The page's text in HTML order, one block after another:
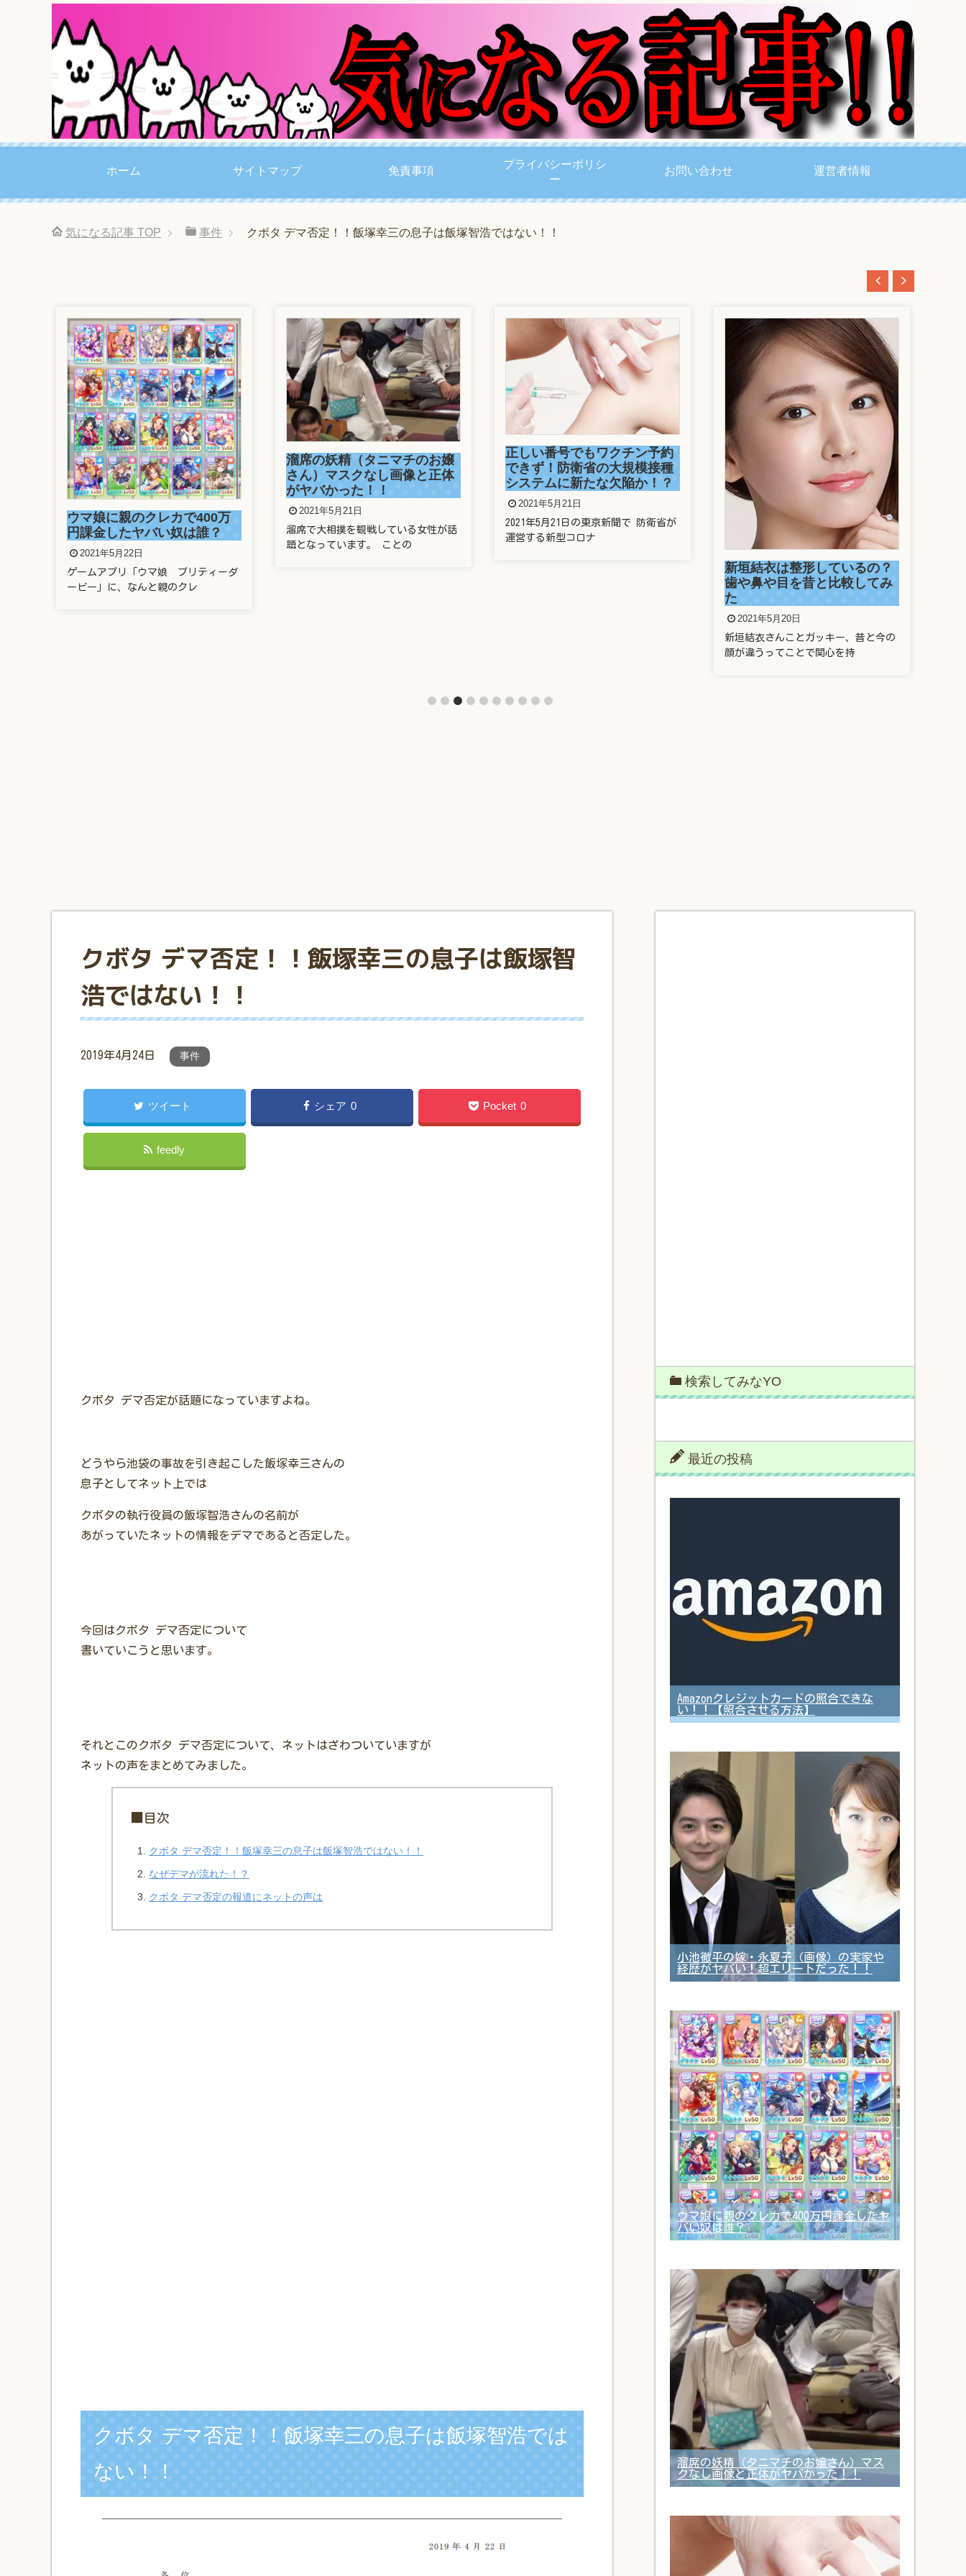
ホーム サイトマップ 免責事項
プライバシーポリシ
ー
お問い合わせ 運営者情報
気になる記事 TOP 事件 クボタ デマ否定！！飯塚幸三の息子は飯塚智浩ではない！！
ウマ娘に親のクレカで400万
円課金したヤバい奴は誰？
2021年5月22日
ゲームアプリ「ウマ娘 プリティーダ
ービー」に、なんと親のクレ
溜席の妖精（タニマチのお嬢
さん）マスクなし画像と正体
がヤバかった！！
2021年5月21日
溜席で大相撲を観戦している女性が話
題となっています。 ことの
正しい番号でもワクチン予約
できず！防衛省の大規模接種
システムに新たな欠陥か！？
2021年5月21日
2021年5月21日の東京新聞で 防衛省が
運営する新型コロナ
新垣結衣は整形しているの？
歯や鼻や目を昔と比較してみ
た
2021年5月20日
新垣結衣さんことガッキー、昔と今の
顔が違うってことで関心を持
クボタ デマ否定！！飯塚幸三の息子は飯塚智
浩ではない！！
2019年4月24日 事件
ツイート シェア 0 Pocket 0
feedly
クボタ デマ否定が話題になっていますよね。
どうやら池袋の事故を引き起こした飯塚幸三さんの
息子としてネット上では
クボタの執行役員の飯塚智浩さんの名前が
あがっていたネットの情報をデマであると否定した。
今回はクボタ デマ否定について
書いていこうと思います。
それとこのクボタ デマ否定について、ネットはざわついていますが
ネットの声をまとめてみました。
■目次
クボタ デマ否定！！飯塚幸三の息子は飯塚智浩ではない！！
なぜデマが流れた！？
クボタ デマ否定の報道にネットの声は
クボタ デマ否定！！飯塚幸三の息子は飯塚智浩では
ない！！
検索してみなYO
最近の投稿
Amazonクレジットカードの照合できな
い！！【照合させる方法】
小池徹平の嫁・永夏子（画像）の実家や
経歴がヤバい！超エリートだった！！
ウマ娘に親のクレカで400万円課金したヤ
バい奴は誰？
溜席の妖精（タニマチのお嬢さん）マス
クなし画像と正体がヤバかった！！